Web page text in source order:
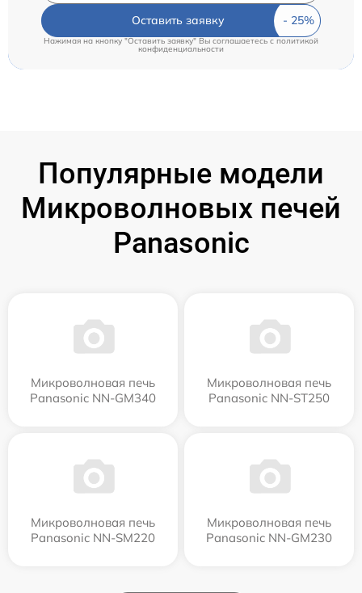
Оставить заявку
Нажимая на кнопку "Оставить заявку" Вы соглашаетесь cполитикой
конфиденциальности
Популярные модели
Микроволновых печей
Panasonic
Микроволновая печь
Panasonic NN-GM340
Микроволновая печь
Panasonic NN-ST250
Микроволновая печь
Panasonic NN-SM220
Микроволновая печь
Panasonic NN-GM230